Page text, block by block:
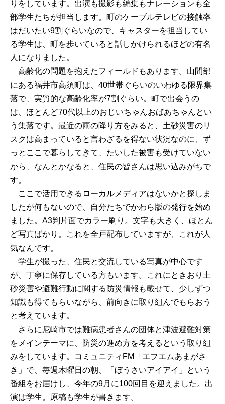
りをしています。出演も撮影も編集もナレーションも全
部学生たちが担当します。町のケーブルテレビの接触率
はだいたい9割ぐらいなので、キャスターを担当してい
る学生は、町を歩いていると話しかけられるほどの有名
人になりました。
高齢化の問題を抱えたフィールドもあります。山間部
にある福井市高須町は、40世帯ぐらいのいわゆる限界集
落で、実質的な高齢化率が7割ぐらい。町で出会うの
は、ほとんど70代以上のおじいちゃんおばあちゃんとい
う集落です。最近の雨の降り方をみると、土砂災害のリ
スクは高まっていると言わざるを得ない状況なのに、ず
っとここで暮らしてきて、たいした被害も受けていない
から、なんとかなると、住民の皆さんは思い込みがちで
す。
ここで活用できるローカルメディアはないかと探しま
したが何もないので、自分たちでかわら版の発行を始め
ました。A3判片面でカラー刷り。文字も大きく、ほとん
ど写真ばかり。これを全戸配布していますが、これが人
気なんです。
学生が撮った、住民と交流している写真が中心です
が、丁寧に保存している方もいます。これにときおり土
砂災害や避難行動に関する防災情報も載せて、少しずつ
知識も得てもらいながら、前向きに取り組んでもらおう
と考えています。
さらに尼崎市では難病患者さんの団体と津波避難対策
をメインテーマに、防災の進め方を考えるという取り組
みをしています。コミュニティFM「エフエムあまがさ
き」で、毎週木曜日の朝、「ぼうさいアイアイ」という
番組をお届けし、今年の9月に100回目を迎えました。出
演は学生。原稿も学生が書きます。